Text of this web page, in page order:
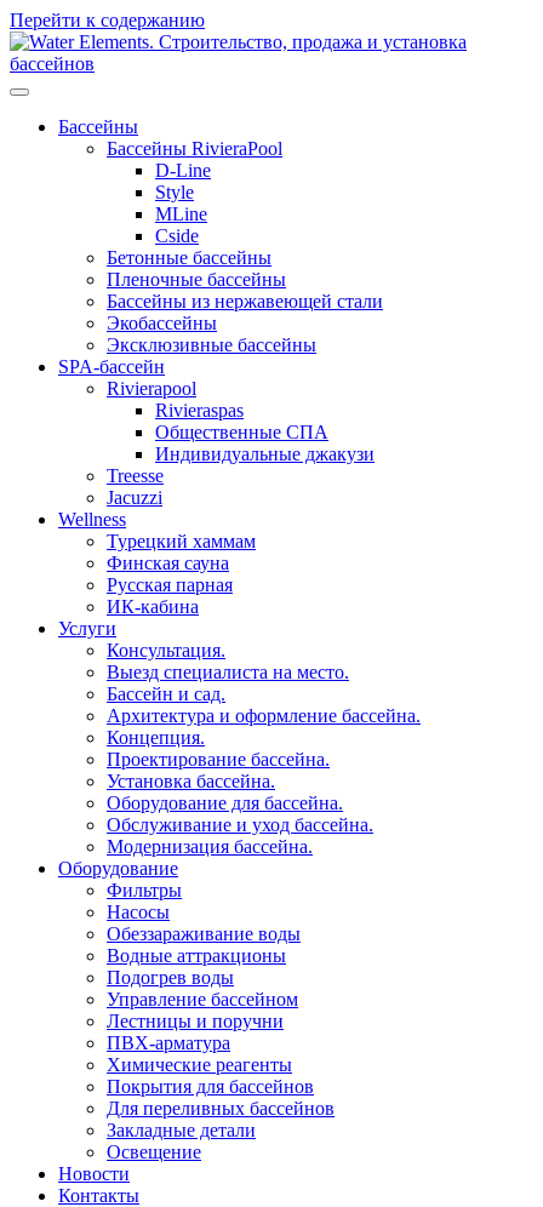
Перейти к содержанию
Бассейны
Бассейны RivieraPool
D-Line
Style
MLine
Cside
Бетонные бассейны
Пленочные бассейны
Бассейны из нержавеющей стали
Экобассейны
Эксклюзивные бассейны
SPA-бассейн
Rivierapool
Rivieraspas
Общественные СПА
Индивидуальные джакузи
Treesse
Jacuzzi
Wellness
Турецкий хаммам
Финская сауна
Русская парная
ИК-кабина
Услуги
Консультация.
Выезд специалиста на место.
Бассейн и сад.
Архитектура и оформление бассейна.
Концепция.
Проектирование бассейна.
Установка бассейна.
Оборудование для бассейна.
Обслуживание и уход бассейна.
Модернизация бассейна.
Оборудование
Фильтры
Насосы
Обеззараживание воды
Водные аттракционы
Подогрев воды
Управление бассейном
Лестницы и поручни
ПВХ-арматура
Химические реагенты
Покрытия для бассейнов
Для переливных бассейнов
Закладные детали
Освещение
Новости
Контакты